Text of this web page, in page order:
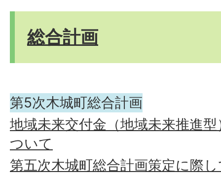
総合計画
第5次木城町総合計画
地域未来交付金（地域未来推進
ついて
第五次木城町総合計画策定に際